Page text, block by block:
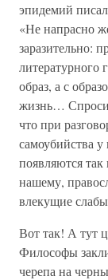
эпидемий
«Не напрасно
заразительно:
литературного
образ, а с
жизнь…
что при
самоубийства
появляются
нашему,
влекущие
Вот так! А тут
Философы
черепа на